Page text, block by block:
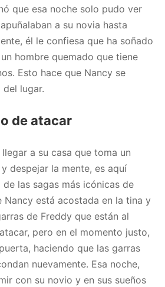
que esa noche solo pudo ver
a su novia hasta
él le confiesa que ha soñado
hombre quemado que tiene
Esto hace que Nancy se
lugar.
de atacar
a su casa que toma un
despejar la mente, es aquí
las sagas más icónicas de
Nancy está acostada en la tina y
de Freddy que están al
pero en el momento justo,
haciendo que las garras
nuevamente. Esa noche,
con su novio y en sus sueños